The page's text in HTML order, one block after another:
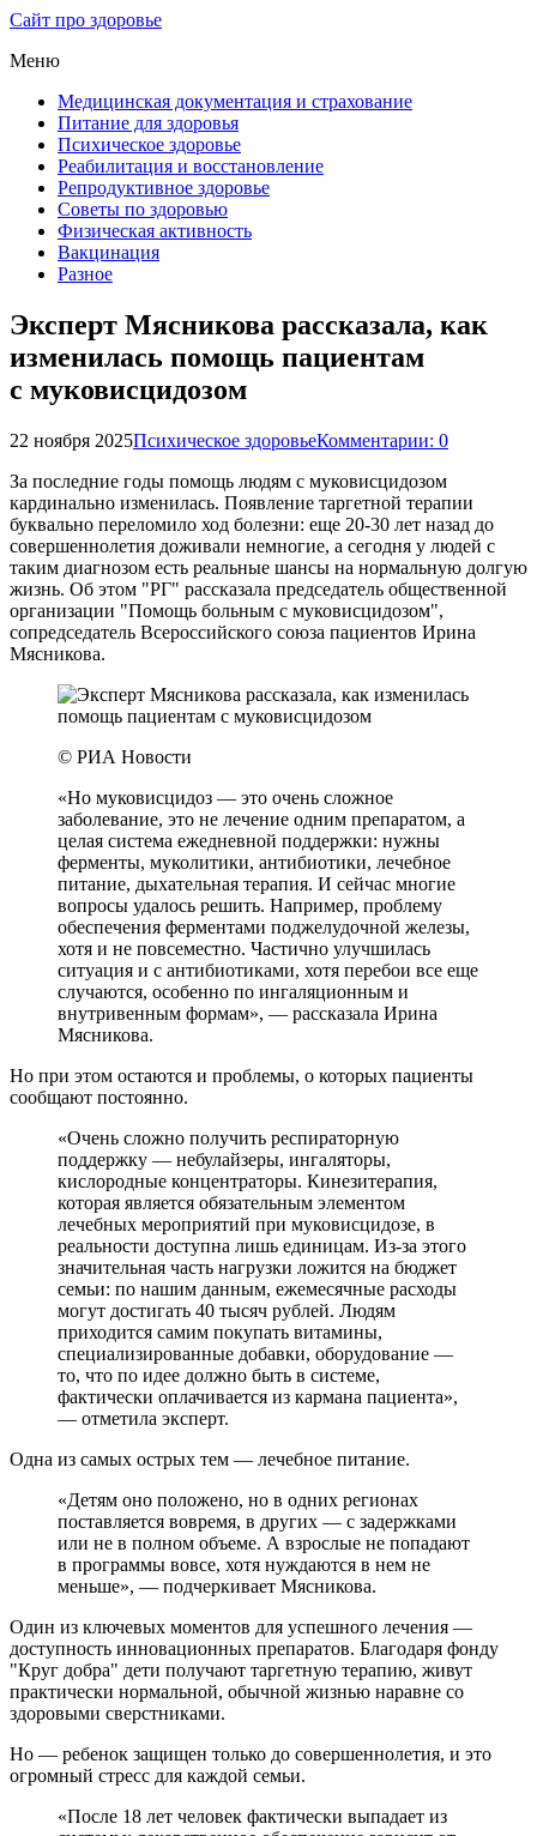
Сайт про здоровье
Меню
Медицинская документация и страхование
Питание для здоровья
Психическое здоровье
Реабилитация и восстановление
Репродуктивное здоровье
Советы по здоровью
Физическая активность
Вакцинация
Разное
Эксперт Мясникова рассказала, как
изменилась помощь пациентам
с муковисцидозом
22 ноября 2025Психическое здоровьеКомментарии: 0
За последние годы помощь людям с муковисцидозом
кардинально изменилась. Появление таргетной терапии
буквально переломило ход болезни: еще 20-30 лет назад до
совершеннолетия доживали немногие, а сегодня у людей с
таким диагнозом есть реальные шансы на нормальную долгую
жизнь. Об этом "РГ" рассказала председатель общественной
организации "Помощь больным с муковисцидозом",
сопредседатель Всероссийского союза пациентов Ирина
Мясникова.
© РИА Новости
«Но муковисцидоз — это очень сложное
заболевание, это не лечение одним препаратом, а
целая система ежедневной поддержки: нужны
ферменты, муколитики, антибиотики, лечебное
питание, дыхательная терапия. И сейчас многие
вопросы удалось решить. Например, проблему
обеспечения ферментами поджелудочной железы,
хотя и не повсеместно. Частично улучшилась
ситуация и с антибиотиками, хотя перебои все еще
случаются, особенно по ингаляционным и
внутривенным формам», — рассказала Ирина
Мясникова.
Но при этом остаются и проблемы, о которых пациенты
сообщают постоянно.
«Очень сложно получить респираторную
поддержку — небулайзеры, ингаляторы,
кислородные концентраторы. Кинезитерапия,
которая является обязательным элементом
лечебных мероприятий при муковисцидозе, в
реальности доступна лишь единицам. Из-за этого
значительная часть нагрузки ложится на бюджет
семьи: по нашим данным, ежемесячные расходы
могут достигать 40 тысяч рублей. Людям
приходится самим покупать витамины,
специализированные добавки, оборудование —
то, что по идее должно быть в системе,
фактически оплачивается из кармана пациента»,
— отметила эксперт.
Одна из самых острых тем — лечебное питание.
«Детям оно положено, но в одних регионах
поставляется вовремя, в других — с задержками
или не в полном объеме. А взрослые не попадают
в программы вовсе, хотя нуждаются в нем не
меньше», — подчеркивает Мясникова.
Один из ключевых моментов для успешного лечения —
доступность инновационных препаратов. Благодаря фонду
"Круг добра" дети получают таргетную терапию, живут
практически нормальной, обычной жизнью наравне со
здоровыми сверстниками.
Но — ребенок защищен только до совершеннолетия, и это
огромный стресс для каждой семьи.
«После 18 лет человек фактически выпадает из